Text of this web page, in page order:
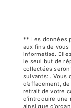
** Les données
aux fins de
informatisé.
le seul but de
collectées
suivants: . Vous
d’effacement,
retrait de votre
d’introduire une
ainsi que